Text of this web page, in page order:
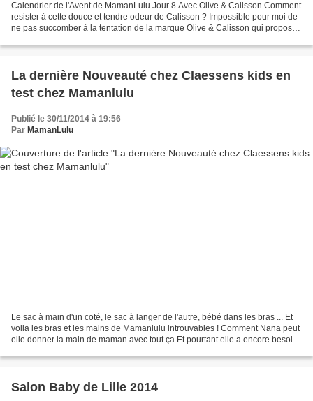
Calendrier de l'Avent de MamanLulu Jour 8 Avec Olive & Calisson Comment
resister à cette douce et tendre odeur de Calisson ? Impossible pour moi de
ne pas succomber à la tentation de la marque Olive & Calisson qui propose
La dernière Nouveauté chez Claessens kids en
test chez Mamanlulu
Publié le 30/11/2014 à 19:56
Par MamanLulu
Le sac à main d'un coté, le sac à langer de l'autre, bébé dans les bras ... Et
voila les bras et les mains de Mamanlulu introuvables ! Comment Nana peut
elle donner la main de maman avec tout ça.Et pourtant elle a encore besoin
Salon Baby de Lille 2014